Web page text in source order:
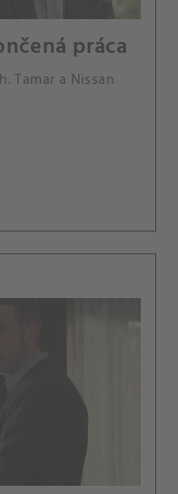
práca
Tamar a Nissan